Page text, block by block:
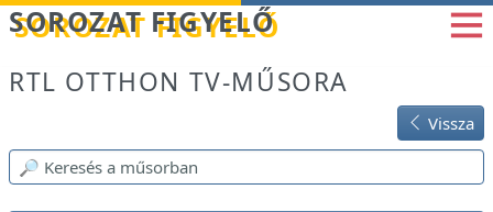
Betöltés...
SOROZAT FIGYELŐ
RTL OTTHON TV-MŰSORA
Vissza